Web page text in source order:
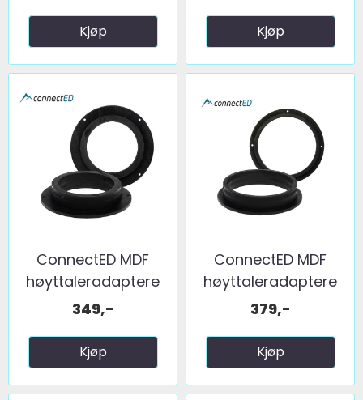
Kjøp Kjøp
ConnectED MDF
høyttaleradaptere
(165mm) ...
349,-
Kjøp
ConnectED MDF
høyttaleradaptere
(200mm) ...
379,-
Kjøp